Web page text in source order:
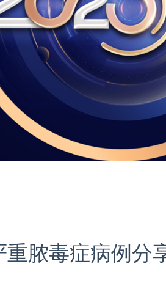
重脓毒症病例分